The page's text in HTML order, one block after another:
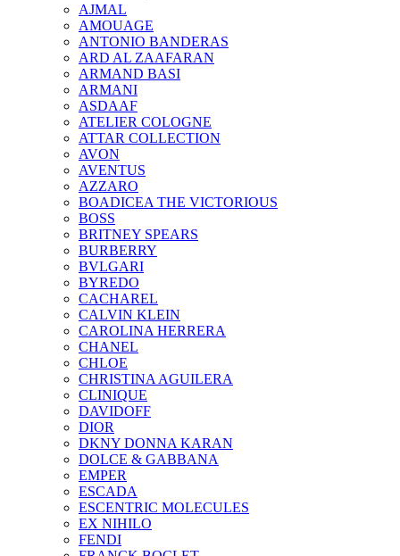
AJMAL
AMOUAGE
ANTONIO BANDERAS
ARD AL ZAAFARAN
ARMAND BASI
ARMANI
ASDAAF
ATELIER COLOGNE
ATTAR COLLECTION
AVON
AVENTUS
AZZARO
BOADICEA THE VICTORIOUS
BOSS
BRITNEY SPEARS
BURBERRY
BVLGARI
BYREDO
CACHAREL
CALVIN KLEIN
CAROLINA HERRERA
CHANEL
CHLOE
CHRISTINA AGUILERA
CLINIQUE
DAVIDOFF
DIOR
DKNY DONNA KARAN
DOLCE & GABBANA
EMPER
ESCADA
ESCENTRIC MOLECULES
EX NIHILO
FENDI